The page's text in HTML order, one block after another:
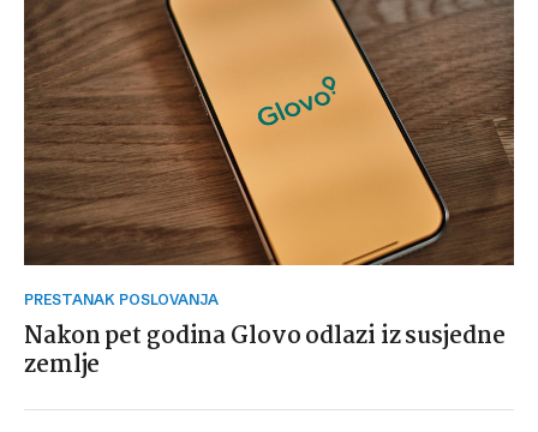
PRESTANAK POSLOVANJA
Nakon pet godina Glovo odlazi iz susjedne
zemlje